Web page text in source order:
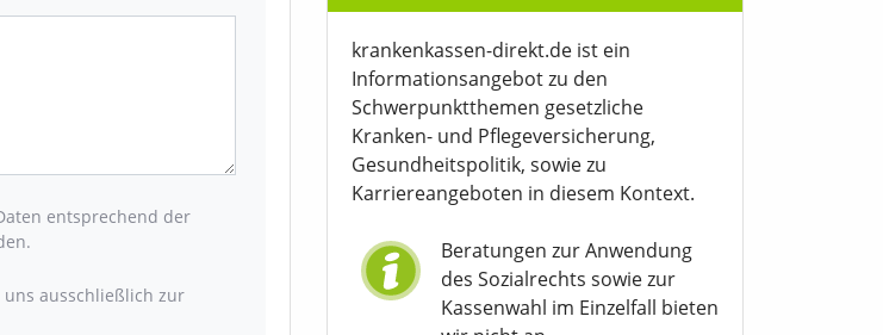
entsprechend der
ausschließlich zur
krankenkassen-direkt.de ist ein
Informationsangebot zu den
Schwerpunktthemen gesetzliche
Kranken- und Pflegeversicherung,
Gesundheitspolitik, sowie zu
Karriereangeboten in diesem Kontext.
Beratungen zur Anwendung
des Sozialrechts sowie zur
Kassenwahl im Einzelfall bieten